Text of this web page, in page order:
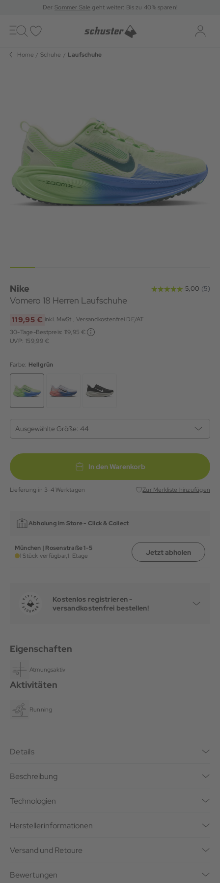
DerSommer Sale geht weiter: Bis zu 40% sparen!
Toggle
navigation
Home Schuhe Laufschuhe
Nike
Vomero 18 Herren Laufschuhe
119,95 € inkl. MwSt., Versandkostenfrei DE/AT
30-Tage-Bestpreis: 119,95 €
UVP: 159,99 €
Farbe: Hellgrün
Ausgewählte Größe: 44
In den Warenkorb
Lieferung in 3-4 Werktagen Zur Merkliste hinzufügen
Abholung im Store - Click & Collect
München | Rosenstraße 1-5
1 Stück verfügbar,1. Etage Jetzt abholen
Kostenlos registrieren -
versandkostenfrei bestellen!
Eigenschaften
Atmungsaktiv
Aktivitäten
Running
Details
Beschreibung
Technologien
Herstellerinformationen
Versand und Retoure
Bewertungen